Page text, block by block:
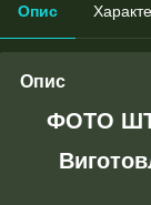
Опис
Опис
ФОТО